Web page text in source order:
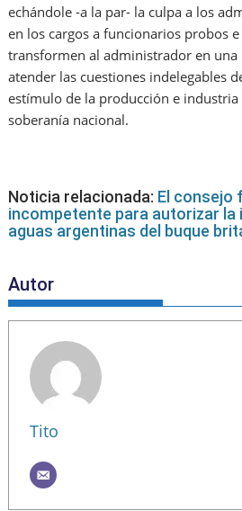
echándole -a la par- la culpa a los
en los cargos a funcionarios probos
transformen al administrador en una
atender las cuestiones indelegables
estímulo de la producción e
soberanía nacional.
Noticia relacionada: El consejo
incompetente para autorizar la
aguas argentinas del buque
Autor
Tito